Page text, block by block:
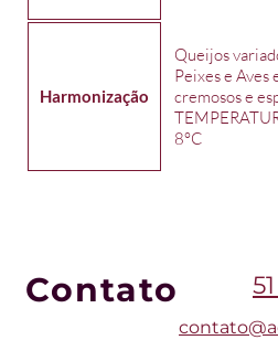
Harmonização
Queijos
Peixes e Aves
cremosos e
8°C
Contato
contato